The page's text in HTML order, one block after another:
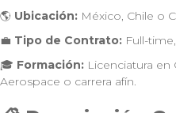
🌎 Ubicación: México, Chile o
💼 Tipo de Contrato: Full-
🎓 Formación: Licenciatura en
Aerospace o carrera afín.